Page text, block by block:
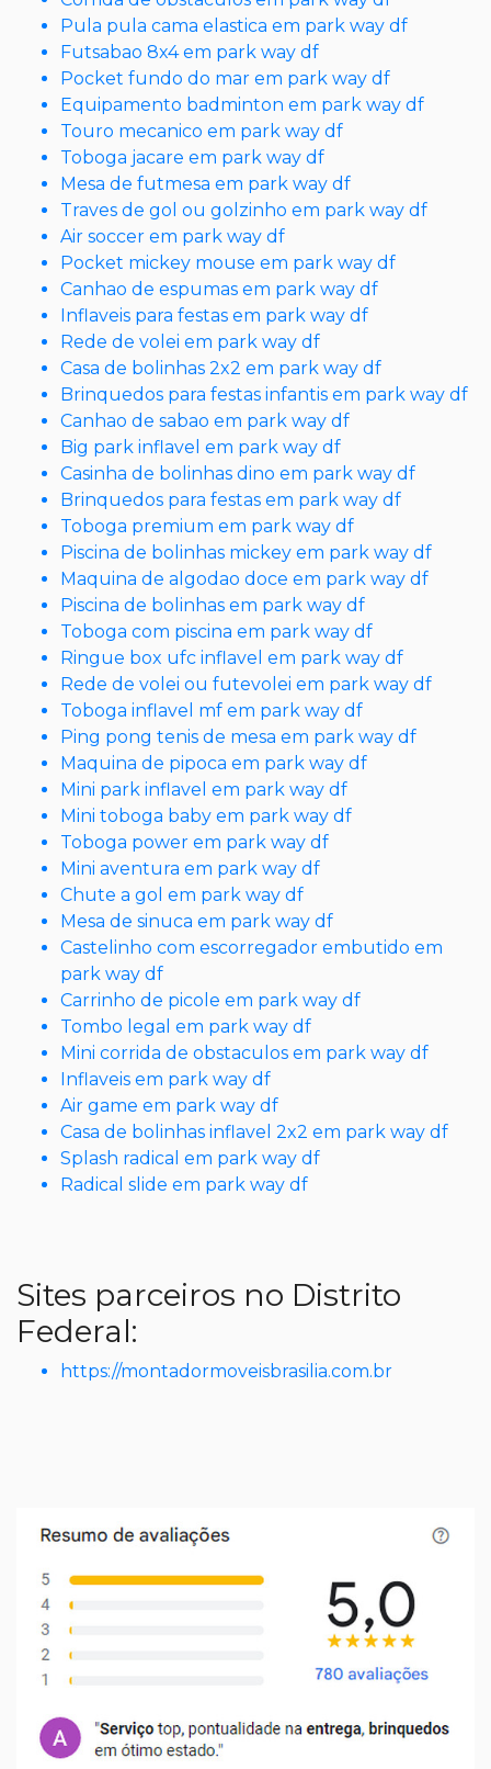
Pula pula cama elastica em park way df
Futsabao 8x4 em park way df
Pocket fundo do mar em park way df
Equipamento badminton em park way df
Touro mecanico em park way df
Toboga jacare em park way df
Mesa de futmesa em park way df
Traves de gol ou golzinho em park way df
Air soccer em park way df
Pocket mickey mouse em park way df
Canhao de espumas em park way df
Inflaveis para festas em park way df
Rede de volei em park way df
Casa de bolinhas 2x2 em park way df
Brinquedos para festas infantis em park way df
Canhao de sabao em park way df
Big park inflavel em park way df
Casinha de bolinhas dino em park way df
Brinquedos para festas em park way df
Toboga premium em park way df
Piscina de bolinhas mickey em park way df
Maquina de algodao doce em park way df
Piscina de bolinhas em park way df
Toboga com piscina em park way df
Ringue box ufc inflavel em park way df
Rede de volei ou futevolei em park way df
Toboga inflavel mf em park way df
Ping pong tenis de mesa em park way df
Maquina de pipoca em park way df
Mini park inflavel em park way df
Mini toboga baby em park way df
Toboga power em park way df
Mini aventura em park way df
Chute a gol em park way df
Mesa de sinuca em park way df
Castelinho com escorregador embutido em
park way df
Carrinho de picole em park way df
Tombo legal em park way df
Mini corrida de obstaculos em park way df
Inflaveis em park way df
Air game em park way df
Casa de bolinhas inflavel 2x2 em park way df
Splash radical em park way df
Radical slide em park way df
Sites parceiros no Distrito
Federal:
https://montadormoveisbrasilia.com.br